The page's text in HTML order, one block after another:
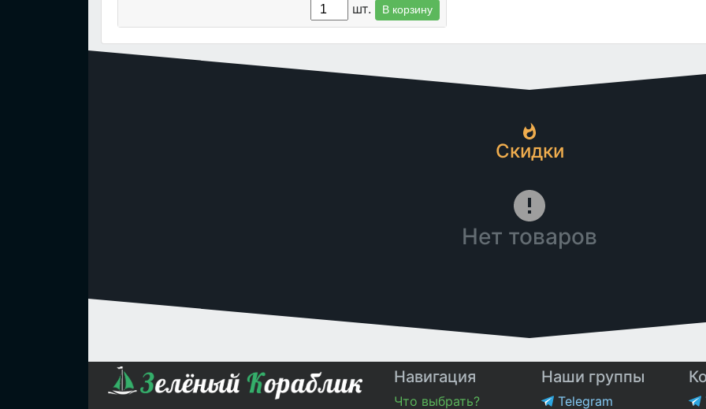
шт. В корзину
Скидки
Нет товаров
Навигация
Что выбрать?
Наши группы
Telegram